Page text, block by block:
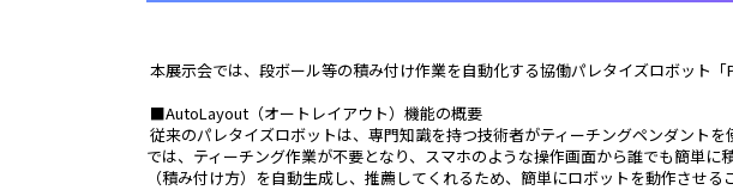
本展示会では、段ボール等の積み付け作業を自動化する協働パレタイズロボット
■AutoLayout（オートレイアウト）機能の概要
では、ティーチング作業が不要となり、スマホのような操作画面から誰でも簡単
（積み付け方）を自動生成し、推薦してくれるため、簡単にロボットを動作させる